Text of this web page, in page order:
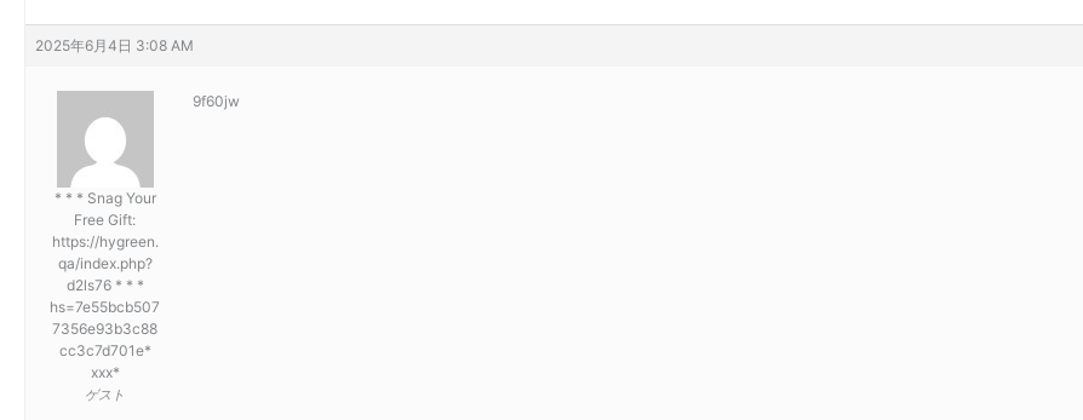
2025年6月4日 3:08 AM
* * * Snag Your
Free Gift:
https://hygreen.
qa/index.php?
d2ls76 * * *
hs=7e55bcb507
7356e93b3c88
cc3c7d701e*
ххх*
ゲスト
9f60jw